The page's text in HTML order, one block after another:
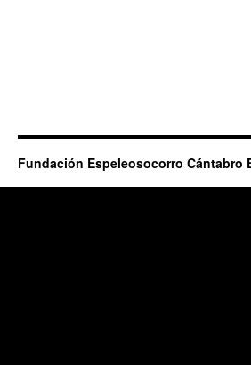
Fundación Espeleosocorro Cántabro